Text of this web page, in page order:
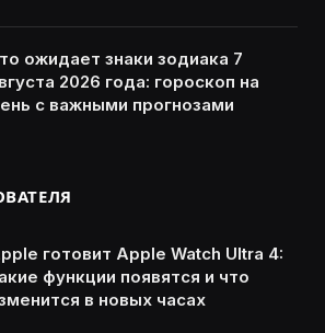
ожидает знаки зодиака 7
2026 года: гороскоп на
с важными прогнозами
готовит Apple Watch Ultra 4:
функции появятся и что
в новых часах